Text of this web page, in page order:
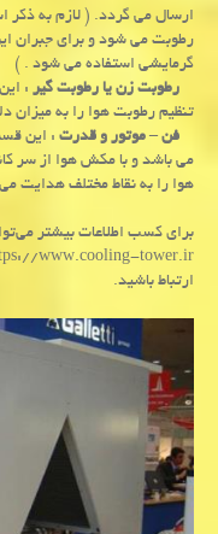
ارسال می گردد. ( لازم به
رطوبت می شود و برای جبران
گرمایشی استفاده می شود . )
رطوبت زن یا رطوبت گیر: این
تنظیم رطوبت هوا را به میزان
فن – موتور و قدرت: این
می باشد و با مکش هوا از سر
هوا را به نقاط مختلف هدایت می
برای کسب اطلاعات بیشتر
ارتباط باشید.